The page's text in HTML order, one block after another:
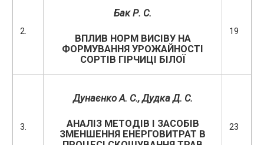
2.
Бак Р. С.
ВПЛИВ НОРМ ВИСІВУ НА
ФОРМУВАННЯ УРОЖАЙНОСТІ
СОРТІВ ГІРЧИЦІ БІЛОЇ
19
3.
Дунаєнко А. С., Дудка Д. С.
АНАЛІЗ МЕТОДІВ І ЗАСОБІВ
ЗМЕНШЕННЯ ЕНЕРГОВИТРАТ В
23